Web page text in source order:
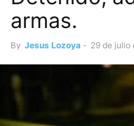
armas.
By Jesus Lozoya - 29 de julio